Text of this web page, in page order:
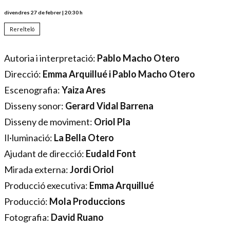
divendres 27 de febrer| 20:30 h
Rerelteló
Autoria i interpretació: Pablo Macho Otero
Direcció: Emma Arquillué i Pablo Macho Otero
Escenografia: Yaiza Ares
Disseny sonor: Gerard Vidal Barrena
Disseny de moviment: Oriol Pla
Il·luminació: La Bella Otero
Ajudant de direcció: Eudald Font
Mirada externa: Jordi Oriol
Producció executiva: Emma Arquillué
Producció: Mola Produccions
Fotografia: David Ruano